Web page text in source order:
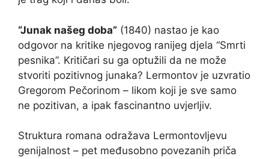
“Junak našeg doba” (1840) nastao je kao
odgovor na kritike njegovog ranijeg djela “Smrti
pesnika”. Kritičari su ga optužili da ne može
stvoriti pozitivnog junaka? Lermontov je uzvratio
Gregorom Pečorinom – likom koji je sve samo
ne pozitivan, a ipak fascinantno uvjerljiv.
Struktura romana odražava Lermontovljevu
genijalnost – pet međusobno povezanih priča